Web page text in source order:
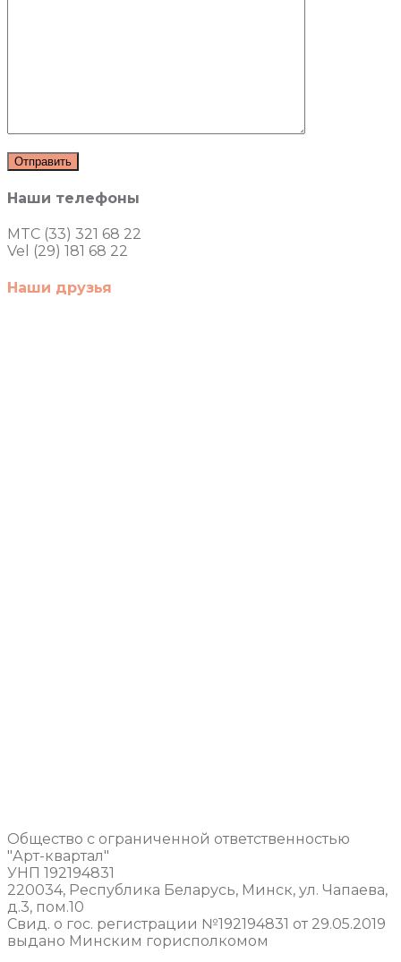
Наши телефоны
MTC (33) 321 68 22
Vel (29) 181 68 22
Наши друзья
Общество с ограниченной ответственностью
"Арт-квартал"
УНП 192194831
220034, Республика Беларусь, Минск, ул. Чапаева,
д.3, пом.10
Свид. о гос. регистрации №192194831 от 29.05.2019
выдано Минским горисполкомом